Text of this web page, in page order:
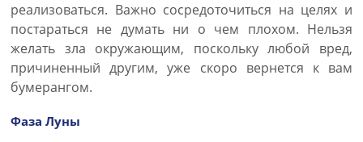
реализоваться. Важно сосредоточиться на целях и
постараться не думать ни о чем плохом. Нельзя
желать зла окружающим, поскольку любой вред,
причиненный другим, уже скоро вернется к вам
бумерангом.
Фаза Луны